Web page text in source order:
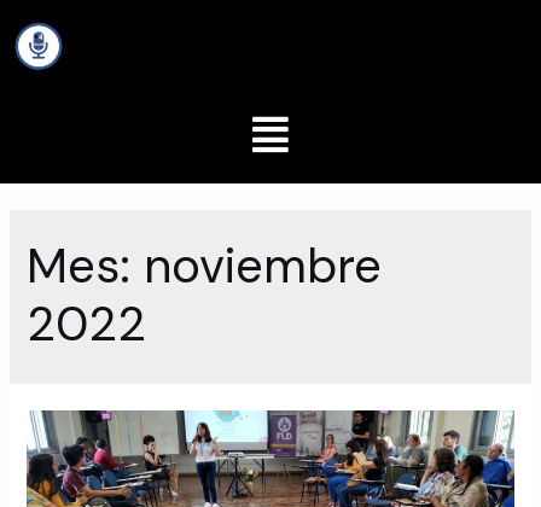
Mes: noviembre
2022